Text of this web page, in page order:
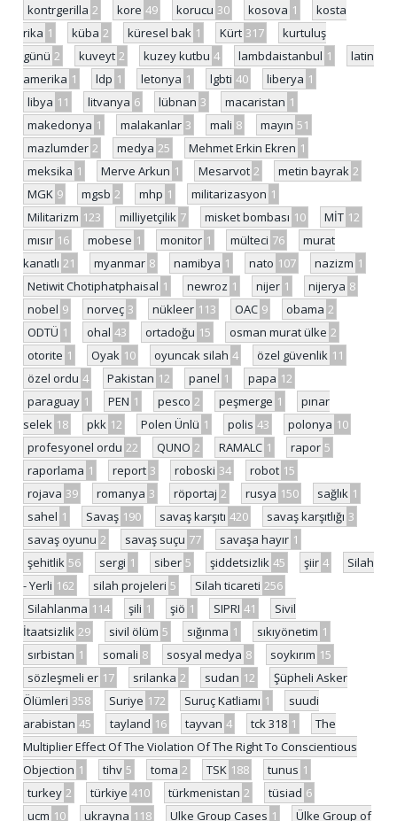
kontrgerilla 2 kore 49 korucu 30 kosova 1
kosta
rika 1 küba 2 küresel bak 1 Kürt 317
kurtuluş
günü 2 kuveyt 2 kuzey kutbu 4 lambdaistanbul 1
latin
amerika 1 ldp 1 letonya 1 lgbti 40 liberya 1
libya 11 litvanya 6 lübnan 3 macaristan 1
makedonya 1 malakanlar 3 mali 8 mayın 51
mazlumder 2 medya 25 Mehmet Erkin Ekren 1
meksika 1 Merve Arkun 1 Mesarvot 2 metin bayrak 2
MGK 9 mgsb 2 mhp 1 militarizasyon 1
Militarizm 123 milliyetçilik 7 misket bombası 10 MİT 12
mısır 16 mobese 1 monitor 1 mülteci 76
murat
kanatlı 21 myanmar 8 namibya 1 nato 107 nazizm 1
Netiwit Chotiphatphaisal 1 newroz 1 nijer 1 nijerya 8
nobel 9 norveç 3 nükleer 113 OAC 9 obama 2
ODTÜ 1 ohal 43 ortadoğu 15 osman murat ülke 2
otorite 1 Oyak 10 oyuncak silah 4 özel güvenlik 11
özel ordu 4 Pakistan 12 panel 1 papa 12
paraguay 1 PEN 1 pesco 2 peşmerge 1
pınar
selek 18 pkk 12 Polen Ünlü 1 polis 43 polonya 10
profesyonel ordu 22 QUNO 2 RAMALC 1 rapor 5
raporlama 1 report 3 roboski 34 robot 15
rojava 39 romanya 3 röportaj 2 rusya 150 sağlık 1
sahel 1 Savaş 190 savaş karşıtı 420 savaş karşıtlığı 3
savaş oyunu 2 savaş suçu 77 savaşa hayır 1
şehitlik 56 sergi 1 siber 5 şiddetsizlik 45 şiir 4
Silah
- Yerli 162 silah projeleri 5 Silah ticareti 256
Silahlanma 114 şili 1 şiö 1 SIPRI 41
Sivil
İtaatsizlik 29 sivil ölüm 5 sığınma 1 sıkıyönetim 1
sırbistan 1 somali 8 sosyal medya 8 soykırım 15
sözleşmeli er 17 srilanka 2 sudan 12
Şüpheli Asker
Ölümleri 358 Suriye 172 Suruç Katliamı 1
suudi
arabistan 45 tayland 16 tayvan 4 tck 318 1
The
Multiplier Effect Of The Violation Of The Right To Conscientious
Objection 1 tihv 5 toma 2 TSK 188 tunus 1
turkey 2 türkiye 410 türkmenistan 2 tüsiad 6
ucm 10 ukrayna 118 Ulke Group Cases 1
Ülke Group of